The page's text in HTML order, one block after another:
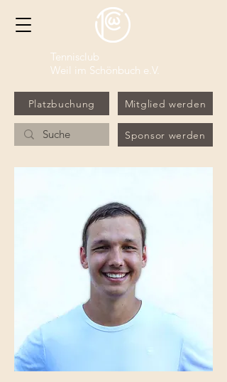
Tennisclub
Weil im Schönbuch e.V.
Platzbuchung Mitglied werden
Sponsor werden